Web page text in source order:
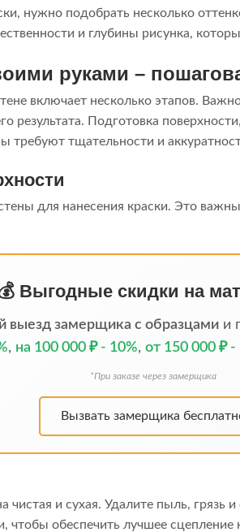
нужно подобрать несколько
и глубины рисунка,
руками –
включает несколько этапов.
результата. Подготовка
требуют тщательности и
для нанесения краски. Это
Выгодные скидки на
выезд замерщика с образцамии
, на 100 000 ₽ - 10%, от 150 000 ₽ -
*При заказе через замерщика
Вызвать замерщика
чистая и сухая. Удалите пыль, грязь
чтобы обеспечить лучшее